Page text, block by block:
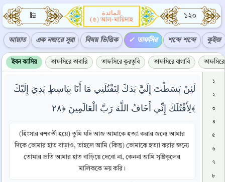
🕌
المائدة
(৫) আল-মায়িদাহ
১২০
আয়াত এক নজরে সূরা বিষয় ভিত্তিক তাফসির শব্দে শব্দে কুইজ
ইবন কাসির তাফসিরে তাবারি তাফসিরে কুরতুবি তাফসিরে বাগাবি তাফসিরে
لَئِنْ بَسَطْتَ إِلَيَّ يَدَكَ لِتَقْتُلَنِي مَا أَنَا بِبَاسِطٍ يَدِيَ إِلَيْكَ
لِأَقْتُلَكَ إِنِّي أَخَافُ اللَّهَ رَبَّ الْعَالَمِينَ ﴿٢٨﴾
(হিংসার বশবর্তী হয়ে) তুমি যদি আজ আমাকে হত্যা করার জন্যে আমার
দিকে তোমার হাত বাড়াও, তাহলে আমি (কিন্তু) তোমাকে হত্যা করার জন্যে
তোমার প্রতি আমার হাত বাড়িয়ে দেবো না, কেননা আমি সৃষ্টিকুলের
মালিককে ভয় করি।
১
২
৩
৪
৫
৬
৭
৮